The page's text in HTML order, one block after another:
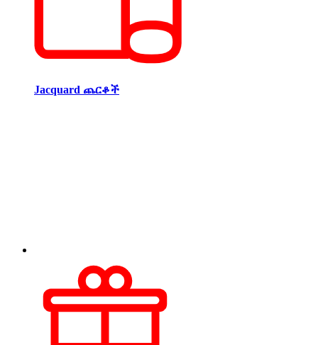
Jacquard ጨርቆች